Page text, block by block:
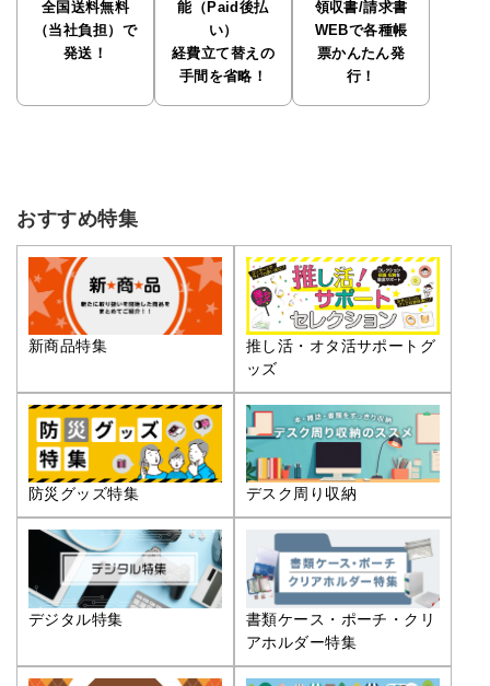
全国送料無料
（当社負担）で
発送！
能（Paid後払
い）
経費立て替えの
手間を省略！
領収書/請求書
WEBで各種帳
票かんたん発
行！
おすすめ特集
新商品特集
推し活・オタ活サポートグ
ッズ
防災グッズ特集 デスク周り収納
デジタル特集
書類ケース・ポーチ・クリ
アホルダー特集